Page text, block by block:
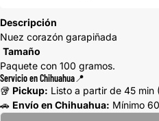
Descripción
Nuez corazón garapiñada
Tamaño
Paquete con 100 gramos.
Servicio en Chihuahua📍
🥡 Pickup: Listo a partir de 45 min
🚗 Envío en Chihuahua: Mínimo